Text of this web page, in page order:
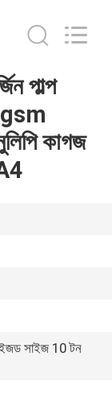
পাল্প
কাগজ
সাইজ 10 টন